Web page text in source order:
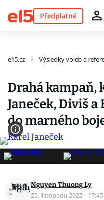
Předplatné
e15.cz Výsledky voleb a
Drahá kampaň,
Janeček, Diviš
do marného
Nguyen Thuong Ly
25. listopadu 2022 · 17:45